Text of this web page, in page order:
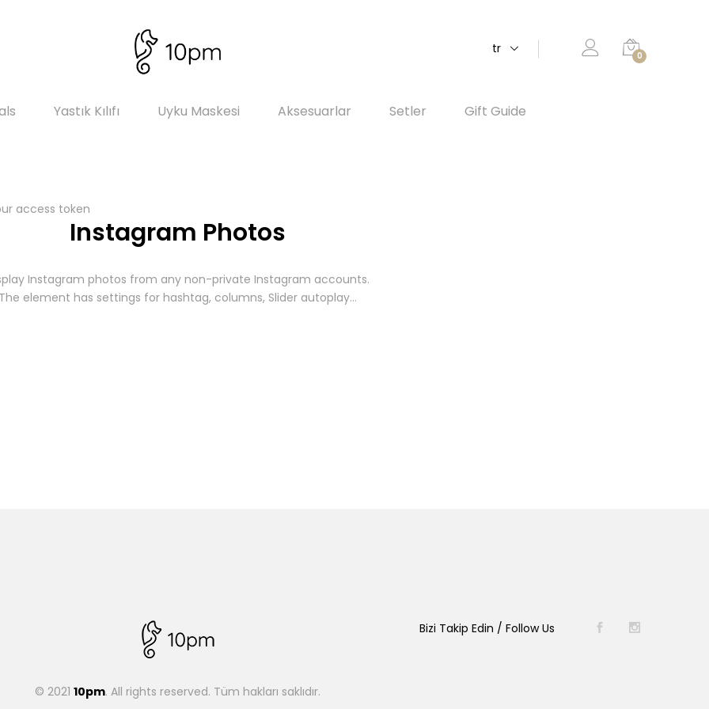
tr 0
Yastık Kılıfı Uyku Maskesi Aksesuarlar Setler Gift Guide
access token
Instagram Photos
Instagram photos from any non-private Instagram accounts.
The element has settings for hashtag, columns, Slider autoplay…
© 2021 10pm. All rights reserved. Tüm hakları saklıdır.
Bizi Takip Edin / Follow Us